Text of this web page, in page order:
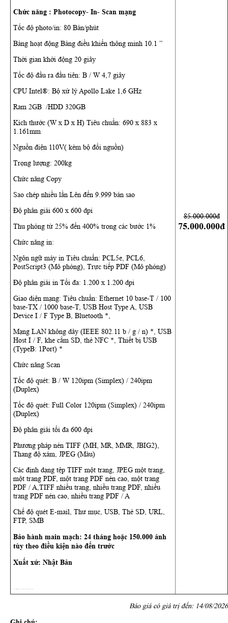
Chức năng : Photocopy- In- Scan mạng
Tốc độ photo/in: 80 Bản/phút
Bảng hoạt động Bảng điều khiển thông minh 10.1 ”
Thời gian khởi động 20 giây
Tốc độ đầu ra đầu tiên: B / W 4,7 giây
CPU Intel®: Bộ xử lý Apollo Lake 1,6 GHz
Ram 2GB /HDD 320GB
Kích thước (W x D x H) Tiêu chuẩn: 690 x 883 x
1.161mm
Nguồn điện 110V( kèm bộ đổi nguồn)
Trọng lượng: 200kg
Chức năng Copy
Sao chép nhiều lần Lên đến 9.999 bản sao
Độ phân giải 600 x 600 dpi
Thu phóng từ 25% đến 400% trong các bước 1%
Chức năng in:
Ngôn ngữ máy in Tiêu chuẩn: PCL5e, PCL6,
PostScript3 (Mô phỏng), Trực tiếp PDF (Mô phỏng)
Độ phân giải in Tối đa: 1.200 x 1.200 dpi
Giao diện mạng: Tiêu chuẩn: Ethernet 10 base-T / 100
base-TX / 1000 base-T, USB Host Type A, USB
Device I / F Type B, Bluetooth *,
Mạng LAN không dây (IEEE 802.11 b / g / n) *, USB
Host I / F, khe cắm SD, thẻ NFC *, Thiết bị USB
(TypeB: 1Port) *
Chức năng Scan
Tốc độ quét: B / W 120ipm (Simplex) / 240ipm
(Duplex)
Tốc độ quét: Full Color 120ipm (Simplex) / 240ipm
(Duplex)
Độ phân giải tối đa 600 dpi
Phương pháp nén TIFF (MH, MR, MMR, JBIG2),
Thang độ xám, JPEG (Màu)
Các định dạng tệp TIFF một trang, JPEG một trang,
một trang PDF, một trang PDF nén cao, một trang
PDF / A,TIFF nhiều trang, nhiều trang PDF, nhiều
trang PDF nén cao, nhiều trang PDF / A
Chế độ quét E-mail, Thư mục, USB, Thẻ SD, URL,
FTP, SMB
Bảo hành main mạch: 24 tháng hoặc 150.000 ảnh
tùy theo điều kiện nào đến trước
Xuất xứ: Nhật Bản
85.000.000đ
75.000.000đ
Báo giá có giá trị đến: 14/08/2026